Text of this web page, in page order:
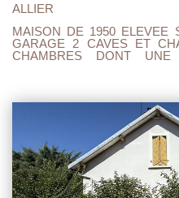
ALLIER
MAISON DE 1950 ELEVEE
GARAGE 2 CAVES ET
CHAMBRES DONT
AMENAGES EN UNE SUITE
,DRESSING, SALLE DE
CHAUFFAGE GAZ ET
granulés 1 an ).LA
L'ISOLATION PAR LE TOIT.
TOUT A L'EGOUT,
CALME, IDEAL POUR UNE
ET FAIRE OFFRE....